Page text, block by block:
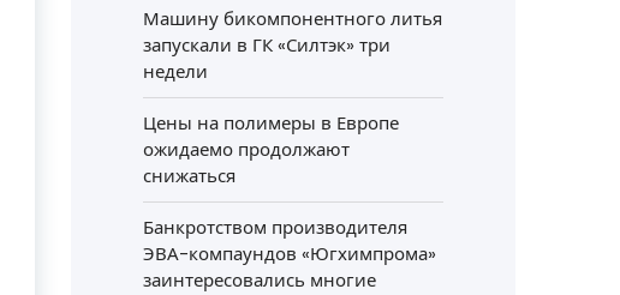
Машину бикомпонентного литья
запускали в ГК «Силтэк» три
недели
Цены на полимеры в Европе
ожидаемо продолжают
снижаться
Банкротством производителя
ЭВА-компаундов «Югхимпрома»
заинтересовались многие